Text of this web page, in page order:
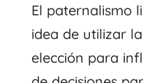
El paternalismo
idea de utilizar
elección para